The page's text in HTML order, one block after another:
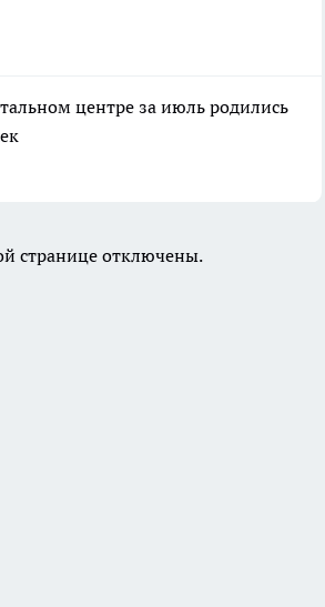
центре за июль родились
странице отключены.